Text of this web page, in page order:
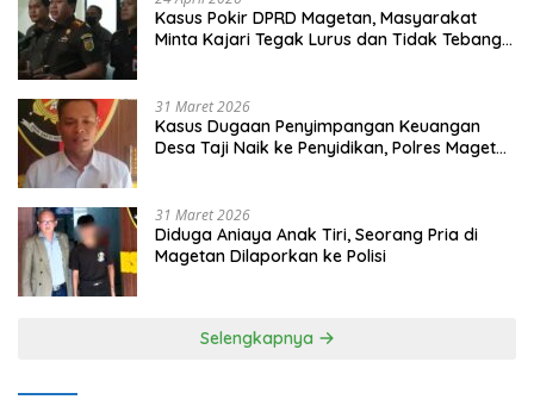
Kasus Pokir DPRD Magetan, Masyarakat
Minta Kajari Tegak Lurus dan Tidak Tebang
31 Maret 2026
Kasus Dugaan Penyimpangan Keuangan
Desa Taji Naik ke Penyidikan, Polres Magetan
31 Maret 2026
Diduga Aniaya Anak Tiri, Seorang Pria di
Magetan Dilaporkan ke Polisi
Selengkapnya